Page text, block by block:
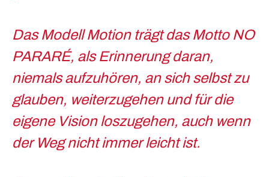
Das Modell Motion trägt das Motto NO
PARARÉ, als Erinnerung daran,
niemals aufzuhören, an sich selbst zu
glauben, weiterzugehen und für die
eigene Vision loszugehen, auch wenn
der Weg nicht immer leicht ist.